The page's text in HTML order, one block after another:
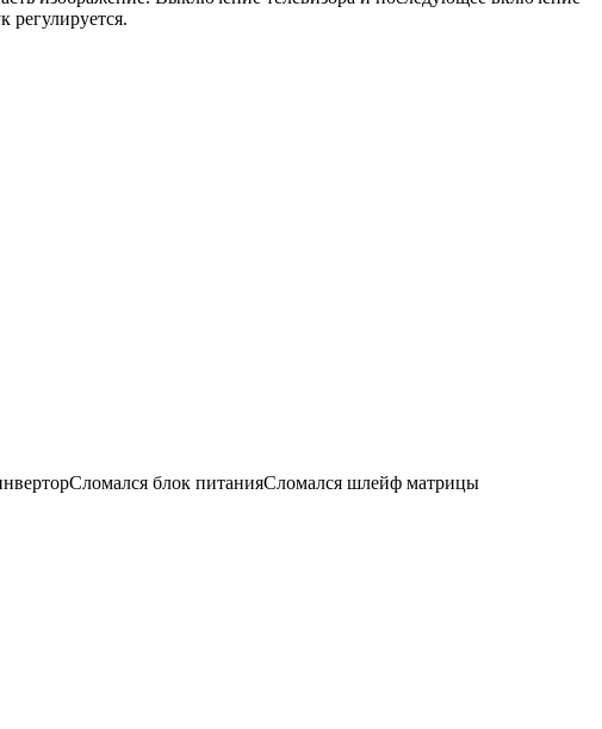
регулируется.
Сломался блок питанияСломался шлейф матрицы